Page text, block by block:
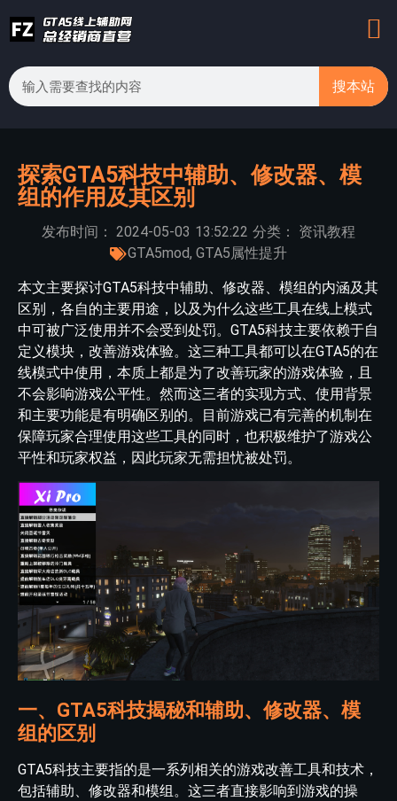
搜本站
探索GTA5科技中辅助、修改器、模
组的作用及其区别
发布时间： 2024-05-03 13:52:22 分类：
资讯教程
GTA5mod, GTA5属性提升
本文主要探讨GTA5科技中辅助、修改器、模组的内涵及其
区别，各自的主要用途，以及为什么这些工具在线上模式
中可被广泛使用并不会受到处罚。GTA5科技主要依赖于自
定义模块，改善游戏体验。这三种工具都可以在GTA5的在
线模式中使用，本质上都是为了改善玩家的游戏体验，且
不会影响游戏公平性。然而这三者的实现方式、使用背景
和主要功能是有明确区别的。目前游戏已有完善的机制在
保障玩家合理使用这些工具的同时，也积极维护了游戏公
平性和玩家权益，因此玩家无需担忧被处罚。
一、GTA5科技揭秘和辅助、修改器、模
组的区别
GTA5科技主要指的是一系列相关的游戏改善工具和技术，
包括辅助、修改器和模组。这三者直接影响到游戏的操